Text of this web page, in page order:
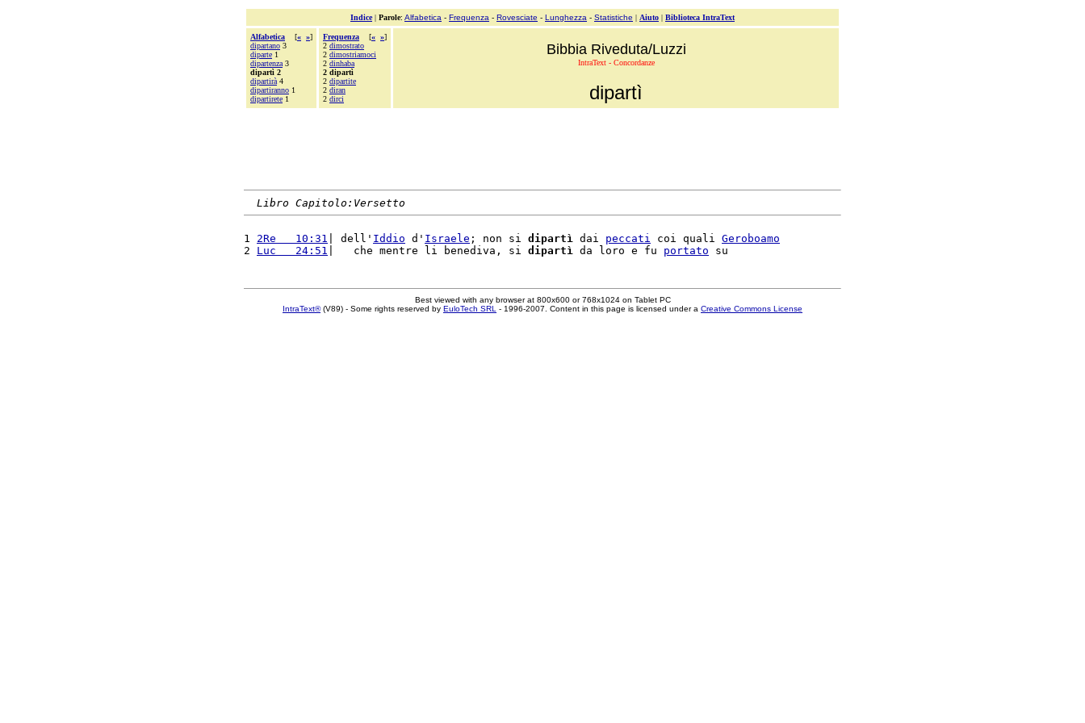
Indice| Parole: Alfabetica - Frequenza - Rovesciate - Lunghezza - Statistiche | Aiuto | Biblioteca IntraText
Alfabetica [« »]
dipartano 3
diparte 1
dipartenza 3
dipartì 2
dipartirà 4
dipartiranno 1
dipartirete 1
Frequenza [« »]
2 dimostrato
2 dimostriamoci
2 dinhaba
2 dipartì
2 dipartite
2 diran
2 dirci
Bibbia Riveduta/Luzzi
IntraText - Concordanze
dipartì
Libro Capitolo:Versetto
1 2Re   10:31 | dell' Iddio d' Israele ; non si dipartì dai peccati coi quali Geroboamo
2 Luc   24:51 |   che mentre li benediva, si dipartì da loro e fu portato
Best viewed with any browser at 800x600 or 768x1024 on Tablet PC
IntraText®(V89) - Some rights reserved by EuloTech SRL - 1996-2007. Content in this page is licensed under a Creative Commons License